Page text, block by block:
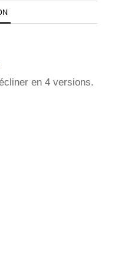
en 4 versions.